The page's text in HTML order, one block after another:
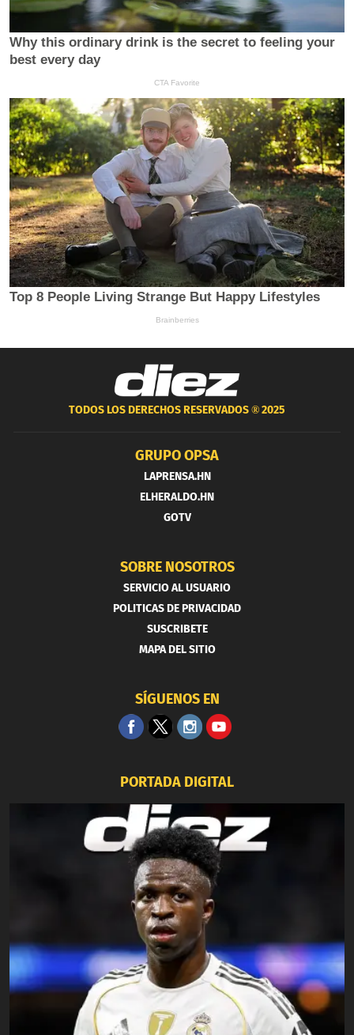
TODOS LOS DERECHOS RESERVADOS ®2025
GRUPO OPSA
LAPRENSA.HN
ELHERALDO.HN
GOTV
SOBRE NOSOTROS
SERVICIO AL USUARIO
POLITICAS DE PRIVACIDAD
SUSCRIBETE
MAPA DEL SITIO
SÍGUENOS EN
PORTADA DIGITAL